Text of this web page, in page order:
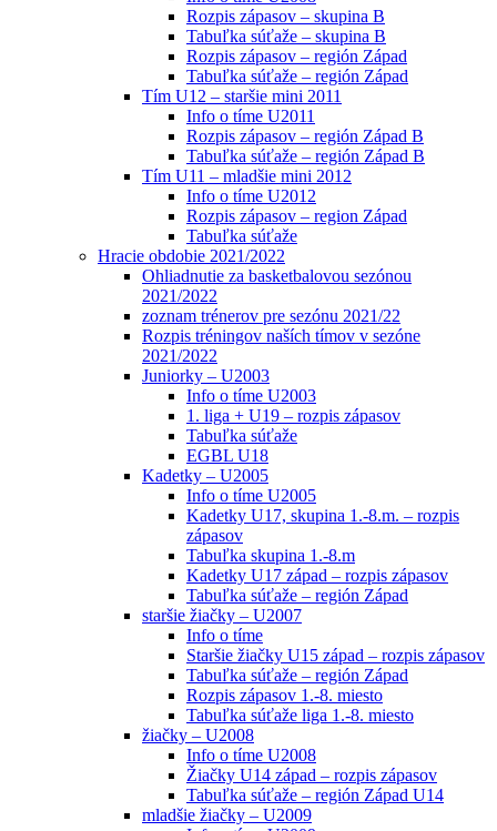
Rozpis zápasov – skupina B
Tabuľka súťaže – skupina B
Rozpis zápasov – región Západ
Tabuľka súťaže – región Západ
Tím U12 – staršie mini 2011
Info o tíme U2011
Rozpis zápasov – región Západ B
Tabuľka súťaže – región Západ B
Tím U11 – mladšie mini 2012
Info o tíme U2012
Rozpis zápasov – region Západ
Tabuľka súťaže
Hracie obdobie 2021/2022
Ohliadnutie za basketbalovou sezónou
2021/2022
zoznam trénerov pre sezónu 2021/22
Rozpis tréningov naších tímov v sezóne
2021/2022
Juniorky – U2003
Info o tíme U2003
1. liga + U19 – rozpis zápasov
Tabuľka súťaže
EGBL U18
Kadetky – U2005
Info o tíme U2005
Kadetky U17, skupina 1.-8.m. – rozpis
zápasov
Tabuľka skupina 1.-8.m
Kadetky U17 západ – rozpis zápasov
Tabuľka súťaže – región Západ
staršie žiačky – U2007
Info o tíme
Staršie žiačky U15 západ – rozpis zápasov
Tabuľka súťaže – región Západ
Rozpis zápasov 1.-8. miesto
Tabuľka súťaže liga 1.-8. miesto
žiačky – U2008
Info o tíme U2008
Žiačky U14 západ – rozpis zápasov
Tabuľka súťaže – región Západ U14
mladšie žiačky – U2009